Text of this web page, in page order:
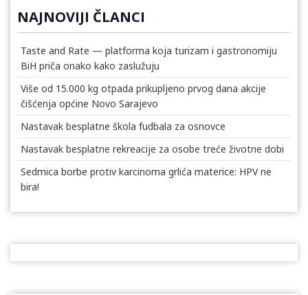
NAJNOVIJI ČLANCI
Taste and Rate — platforma koja turizam i gastronomiju
BiH priča onako kako zaslužuju
Više od 15.000 kg otpada prikupljeno prvog dana akcije
čišćenja općine Novo Sarajevo
Nastavak besplatne škola fudbala za osnovce
Nastavak besplatne rekreacije za osobe treće životne dobi
Sedmica borbe protiv karcinoma grlića materice: HPV ne
bira!